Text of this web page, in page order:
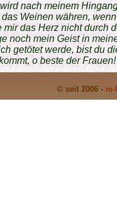
nach meinem
Weinen währen,
mir das Herz nicht durch
noch mein Geist in
getötet werde, bist du
o beste der Frauen!
© seit 2006 -